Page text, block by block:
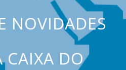
NOVIDADES
CAIXA DO